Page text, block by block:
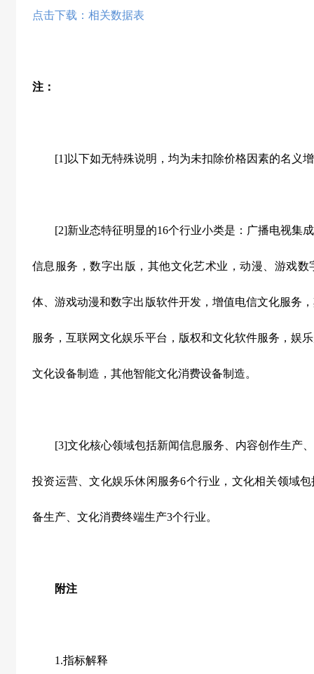
点击下载： 相关数据表
注：
[1]以下如无特殊说明，均为未扣除价格因素的名义
[2]新业态特征明显的16个行业小类是：广播电视集
信息服务，数字出版，其他文化艺术业，动漫、游戏
体、游戏动漫和数字出版软件开发，增值电信文化服务
服务，互联网文化娱乐平台，版权和文化软件服务，娱
文化设备制造，其他智能文化消费设备制造。
[3]文化核心领域包括新闻信息服务、内容创作生产、
投资运营、文化娱乐休闲服务6个行业，文化相关领域
备生产、文化消费终端生产3个行业。
附注
1.指标解释